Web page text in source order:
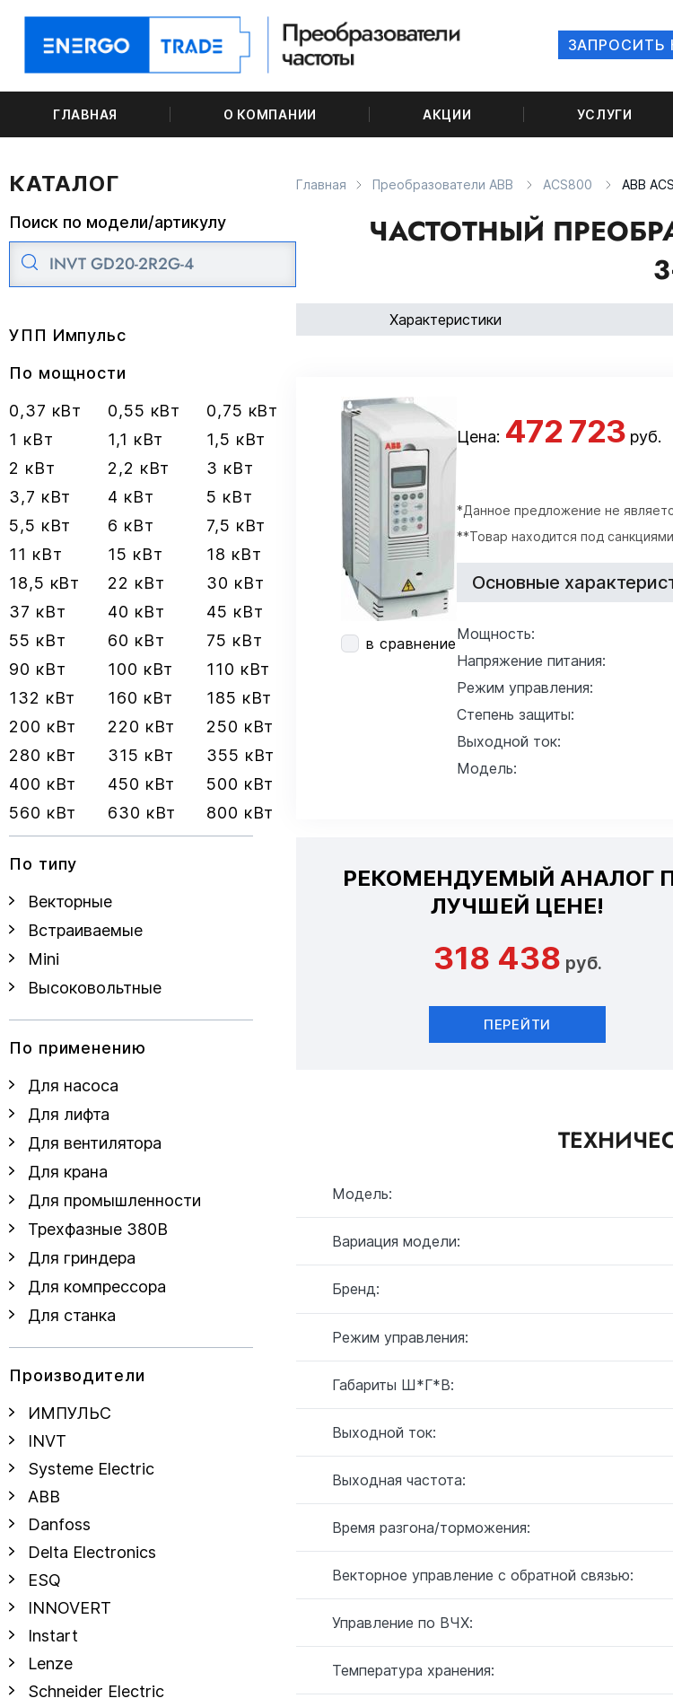
ЗАПРОСИТЬ
ГЛАВНАЯ О КОМПАНИИ АКЦИИ УСЛУГИ
КАТАЛОГ Главная Преобразователи ABB ACS800 ABB
Поиск по модели/артикулу
УПП Импульс
По мощности
0,37 кВт
0,55 кВт
0,75 кВт
1 кВт
1,1 кВт
1,5 кВт
2 кВт
2,2 кВт
3 кВт
3,7 кВт
4 кВт
5 кВт
5,5 кВт
6 кВт
7,5 кВт
11 кВт
15 кВт
18 кВт
18,5 кВт
22 кВт
30 кВт
37 кВт
40 кВт
45 кВт
55 кВт
60 кВт
75 кВт
90 кВт
100 кВт
110 кВт
132 кВт
160 кВт
185 кВт
200 кВт
220 кВт
250 кВт
280 кВт
315 кВт
355 кВт
400 кВт
450 кВт
500 кВт
560 кВт
630 кВт 800 кВт
По типу
Векторные
Встраиваемые
Mini
Высоковольтные
По применению
Для насоса
Для лифта
Для вентилятора
Для крана
Для промышленности
Трехфазные 380В
Для гриндера
Для компрессора
Для станка
Производители
ИМПУЛЬС
INVT
Systeme Electric
ABB
Danfoss
Delta Electronics
ESQ
INNOVERT
Instart
Lenze
Schneider Electric
ЧАСТОТНЫЙ
Характеристики
в сравнение
Цена: 472 723руб.
*Данное предложение не
**Товар находится под
Основные
Мощность:
Напряжение питания:
Режим управления:
Степень защиты:
Выходной ток:
Модель:
РЕКОМЕНДУЕМЫЙ АНАЛОГ
ЛУЧШЕЙ ЦЕНЕ!
318 438 руб.
ПЕРЕЙТИ
Модель:
Вариация модели:
Бренд:
Режим управления:
Габариты Ш*Г*В:
Выходной ток:
Выходная частота:
Время разгона/торможения:
Векторное управление с обратной связью:
Управление по ВЧХ:
Температура хранения: